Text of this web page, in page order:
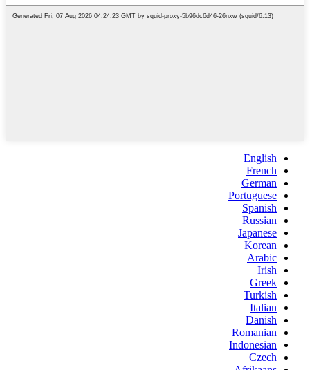
English
French
German
Portuguese
Spanish
Russian
Japanese
Korean
Arabic
Irish
Greek
Turkish
Italian
Danish
Romanian
Indonesian
Czech